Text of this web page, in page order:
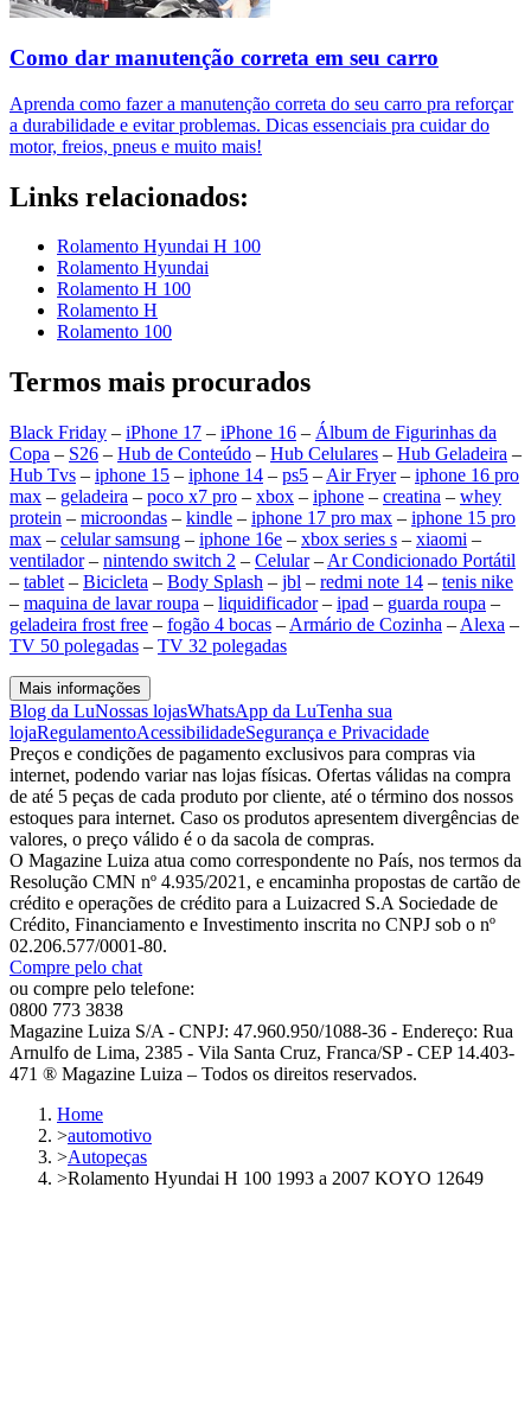
Como dar manutenção correta em seu carro
Aprenda como fazer a manutenção correta do seu carro pra reforçar
a durabilidade e evitar problemas. Dicas essenciais pra cuidar do
motor, freios, pneus e muito mais!
Links relacionados:
Rolamento Hyundai H 100
Rolamento Hyundai
Rolamento H 100
Rolamento H
Rolamento 100
Termos mais procurados
Black Friday – iPhone 17 – iPhone 16 – Álbum de Figurinhas da
Copa – S26 – Hub de Conteúdo – Hub Celulares – Hub Geladeira –
Hub Tvs – iphone 15 – iphone 14 – ps5 – Air Fryer– iphone 16 pro
max – geladeira – poco x7 pro – xbox – iphone – creatina – whey
protein – microondas – kindle – iphone 17 pro max – iphone 15 pro
max – celular samsung – iphone 16e – xbox series s – xiaomi –
ventilador– nintendo switch 2 – Celular– Ar Condicionado Portátil
– tablet – Bicicleta – Body Splash – jbl – redmi note 14 – tenis nike
– maquina de lavar roupa – liquidificador– ipad – guarda roupa –
geladeira frost free – fogão 4 bocas – Armário de Cozinha – Alexa –
TV 50 polegadas – TV 32 polegadas
Mais informações
Blog da LuNossas lojasWhatsApp da LuTenha sua
lojaRegulamentoAcessibilidadeSegurança e Privacidade
Preços e condições de pagamento exclusivos para compras via
internet, podendo variar nas lojas físicas. Ofertas válidas na compra
de até 5 peças de cada produto por cliente, até o término dos nossos
estoques para internet. Caso os produtos apresentem divergências de
valores, o preço válido é o da sacola de compras.
O Magazine Luiza atua como correspondente no País, nos termos da
Resolução CMN nº 4.935/2021, e encaminha propostas de cartão de
crédito e operações de crédito para a Luizacred S.A Sociedade de
Crédito, Financiamento e Investimento inscrita no CNPJ sob o nº
02.206.577/0001-80.
Compre pelo chat
ou compre pelo telefone:
0800 773 3838
Magazine Luiza S/A - CNPJ: 47.960.950/1088-36 - Endereço: Rua
Arnulfo de Lima, 2385 - Vila Santa Cruz, Franca/SP - CEP 14.403-
471 ® Magazine Luiza – Todos os direitos reservados.
Home
>automotivo
>Autopeças
>Rolamento Hyundai H 100 1993 a 2007 KOYO 12649